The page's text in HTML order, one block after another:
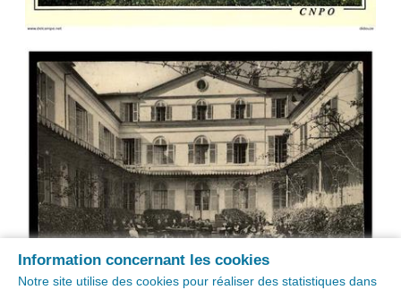
Information concernant les cookies
Notre site utilise des cookies pour réaliser des statistiques dans